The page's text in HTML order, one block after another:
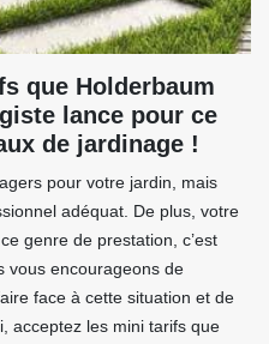
que Holderbaum
lance pour ce
de jardinage !
pour votre jardin, mais
adéquat. De plus, votre
genre de prestation, c’est
vous encourageons de
face à cette situation et de
acceptez les mini tarifs que